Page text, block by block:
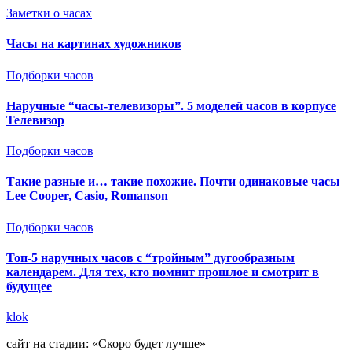
Заметки о часах
Часы на картинах художников
Подборки часов
Наручные “часы-телевизоры”. 5 моделей часов в корпусе
Телевизор
Подборки часов
Такие разные и… такие похожие. Почти одинаковые часы
Lee Cooper, Casio, Romanson
Подборки часов
Топ-5 наручных часов с “тройным” дугообразным
календарем. Для тех, кто помнит прошлое и смотрит в
будущее
klok
сайт на стадии: «Скоро будет лучше»